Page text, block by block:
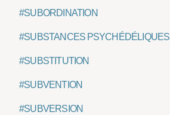
#SUBORDINATION
#SUBSTANCES PSYCHÉDÉLIQUES
#SUBSTITUTION
#SUBVENTION
#SUBVERSION